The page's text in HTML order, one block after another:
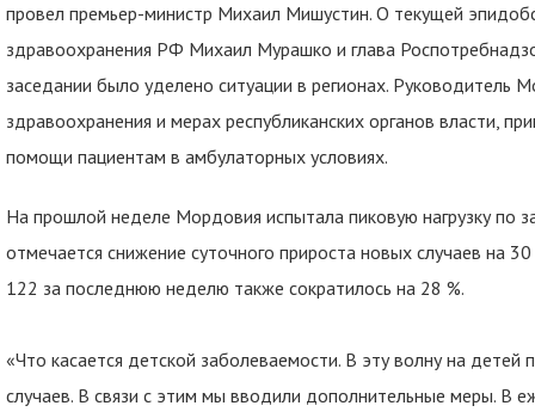
провел премьер-министр Михаил Мишустин. О текущей
здравоохранения РФ Михаил Мурашко и глава
заседании было уделено ситуации в регионах. Руководитель
здравоохранения и мерах республиканских органов власти,
помощи пациентам в амбулаторных условиях.
На прошлой неделе Мордовия испытала пиковую нагрузку по
отмечается снижение суточного прироста новых случаев на
122 за последнюю неделю также сократилось на 28 %.
«Что касается детской заболеваемости. В эту волну на
случаев. В связи с этим мы вводили дополнительные меры. В